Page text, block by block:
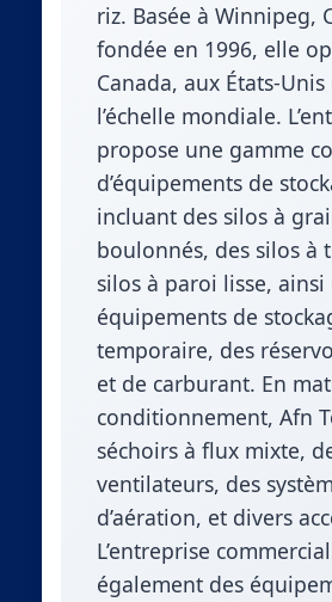
riz. Basée à Winnipeg,
fondée en 1996, elle
Canada, aux États-Unis
l’échelle mondiale.
propose une gamme
d’équipements de
incluant des silos à
boulonnés, des silos à
silos à paroi lisse, ainsi
équipements de
temporaire, des
et de carburant. En
conditionnement, Afn
séchoirs à flux mixte,
ventilateurs, des
d’aération, et divers
L’entreprise
également des